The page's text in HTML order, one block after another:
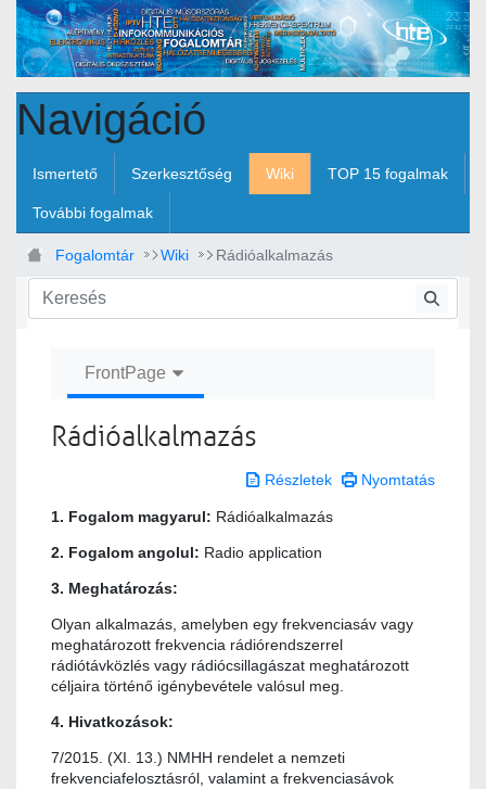
Ugrás a fő tartalomhoz
Navigáció
Ismertető Szerkesztőség Wiki TOP 15 fogalmak
További fogalmak
Fogalomtár Wiki Rádióalkalmazás
FrontPage
Rádióalkalmazás
Részletek Nyomtatás
1. Fogalom magyarul: Rádióalkalmazás
2. Fogalom angolul: Radio application
3. Meghatározás:
Olyan alkalmazás, amelyben egy frekvenciasáv vagy
meghatározott frekvencia rádiórendszerrel
rádiótávközlés vagy rádiócsillagászat meghatározott
céljaira történő igénybevétele valósul meg.
4. Hivatkozások:
7/2015. (XI. 13.) NMHH rendelet a nemzeti
frekvenciafelosztásról, valamint a frekvenciasávok